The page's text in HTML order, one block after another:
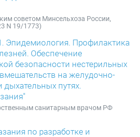
советом Минсельхоза России,
N 19/1773)
Эпидемиология. Профилактика
Обеспечение
безопасности нестерильных
на желудочно-
дыхательных путях.
санитарным врачом РФ
по разработке и